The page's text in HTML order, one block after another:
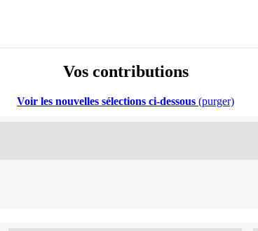
Vos contributions
Voir les nouvelles sélections ci-dessous (purger)